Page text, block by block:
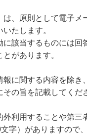
、原則として電子メ
たします。
該当するものには回
があります。
に関する内容を除
の旨を記載してくだ
利用することや第三
字）がありますので